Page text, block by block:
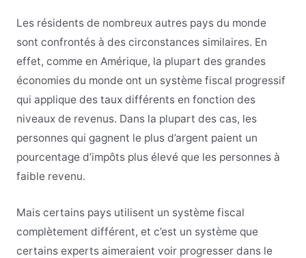
Les résidents de nombreux autres pays du monde
sont confrontés à des circonstances similaires. En
effet, comme en Amérique, la plupart des grandes
économies du monde ont un système fiscal progressif
qui applique des taux différents en fonction des
niveaux de revenus. Dans la plupart des cas, les
personnes qui gagnent le plus d’argent paient un
pourcentage d’impôts plus élevé que les personnes à
faible revenu.
Mais certains pays utilisent un système fiscal
complètement différent, et c’est un système que
certains experts aimeraient voir progresser dans le